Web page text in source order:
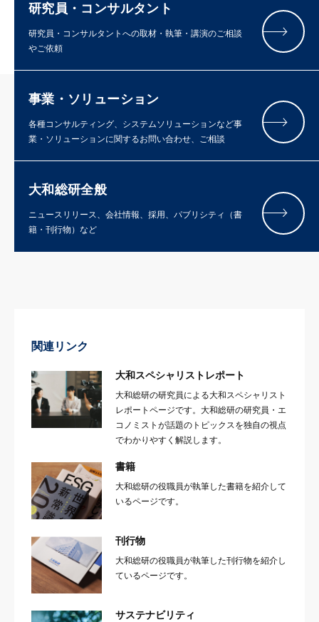
研究員・コンサルタント
研究員・コンサルタントへの取材・執筆・講演のご相談
やご依頼
事業・ソリューション
各種コンサルティング、システムソリューションなど事
業・ソリューションに関するお問い合わせ、ご相談
大和総研全般
ニュースリリース、会社情報、採用、パブリシティ（書
籍・刊行物）など
関連リンク
大和スペシャリストレポート
大和総研の研究員による大和スペシャリスト
レポートページです。大和総研の研究員・エ
コノミストが話題のトピックスを独自の視点
でわかりやすく解説します。
書籍
大和総研の役職員が執筆した書籍を紹介して
いるページです。
刊行物
大和総研の役職員が執筆した刊行物を紹介し
ているページです。
サステナビリティ